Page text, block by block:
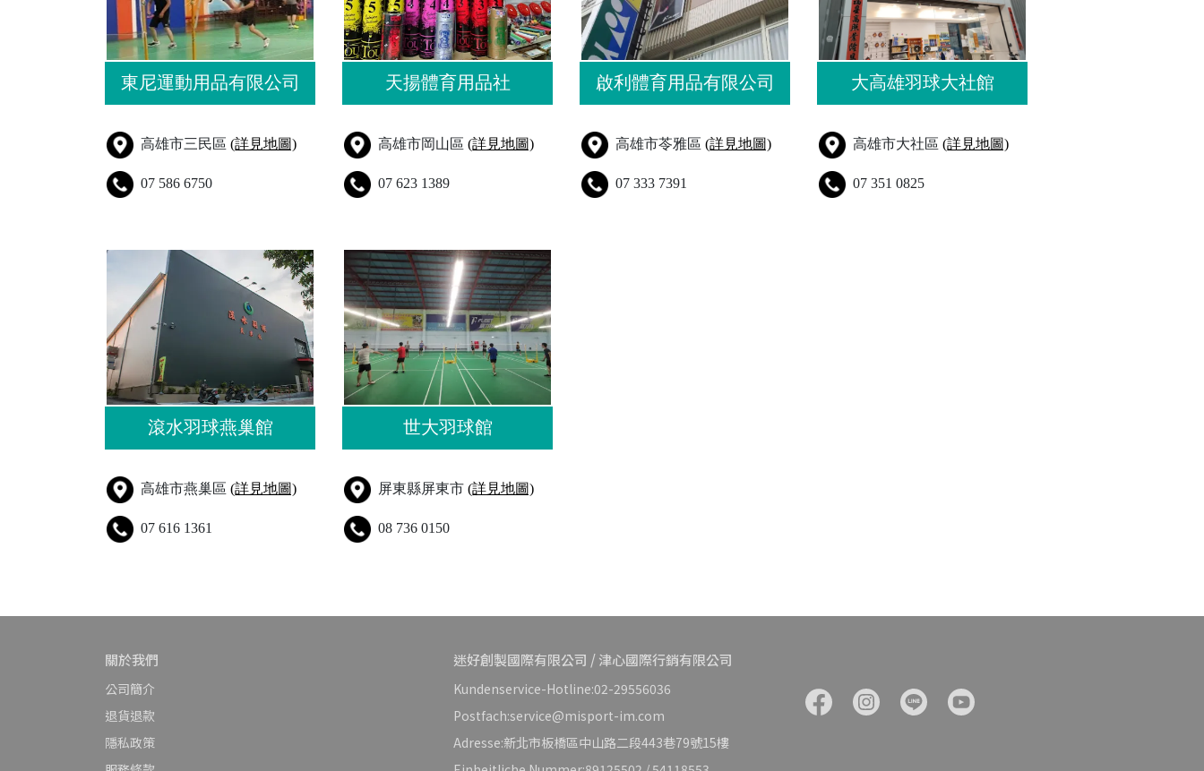
東尼運動用品有限公司
高雄市三民區 (詳見地圖)
07 586 6750
天揚體育用品社
高雄市岡山區 (詳見地圖)
07 623 1389
啟利體育用品有限公司
高雄市苓雅區 (詳見地圖)
07 333 7391
大高雄羽球大社館
高雄市大社區 (詳見地圖)
07 351 0825
滾水羽球燕巢館
高雄市燕巢區 (詳見地圖)
07 616 1361
世大羽球館
屏東縣屏東市 (詳見地圖)
08 736 0150
關於我們
公司簡介
退貨退款
隱私政策
迷好創製國際有限公司 / 津心國際行銷有限公司
Kundenservice-Hotline:02-29556036
Postfach:service@misport-im.com
Adresse:新北市板橋區中山路二段443巷79號15樓